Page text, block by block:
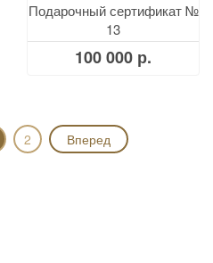
Подарочный сертификат №
13
100 000 р.
2 Вперед